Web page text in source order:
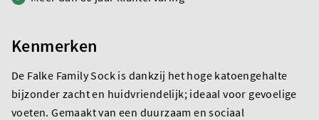
Kenmerken
De Falke Family Sock is dankzij het hoge katoengehalte
bijzonder zacht en huidvriendelijk; ideaal voor gevoelige
voeten. Gemaakt van een duurzaam en sociaal